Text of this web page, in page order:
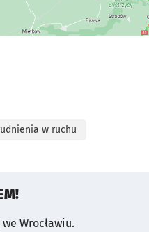
w ruchu
Wrocławiu.